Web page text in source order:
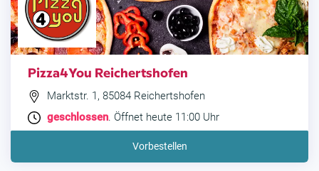
Pizza4You Reichertshofen
Marktstr. 1, 85084 Reichertshofen
geschlossen. Öffnet heute 11:00 Uhr
Vorbestellen